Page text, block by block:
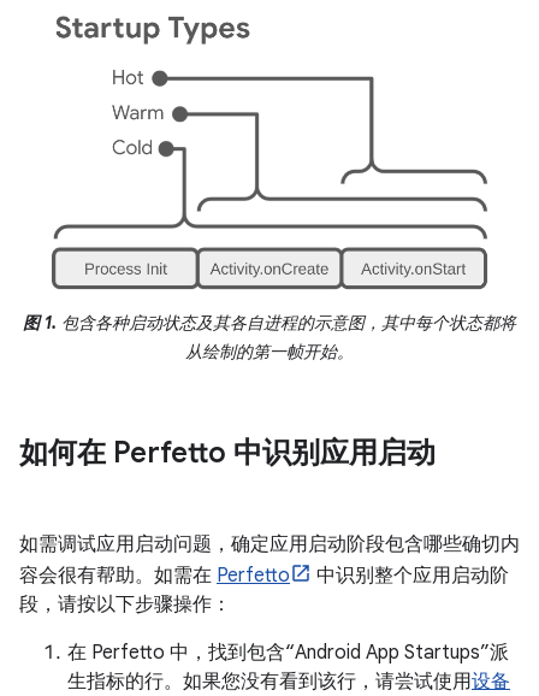
图 1. 包含各种启动状态及其各自进程的示意图，其中每个状态都将
从绘制的第一帧开始。
如何在 Perfetto 中识别应用启动
如需调试应用启动问题，确定应用启动阶段包含哪些确切内
容会很有帮助。如需在 Perfetto
中识别整个应用启动阶
段，请按以下步骤操作：
在 Perfetto 中，找到包含“Android App Startups”派
生指标的行。如果您没有看到该行，请尝试使用设备